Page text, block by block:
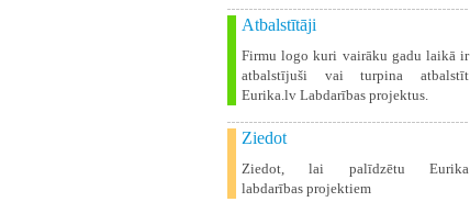
Atbalstītāji
Firmu logo kuri vairāku gadu laikā ir
atbalstījuši vai turpina atbalstīt
Eurika.lv Labdarības projektus.
Ziedot
Ziedot, lai palīdzētu Eurika
labdarības projektiem